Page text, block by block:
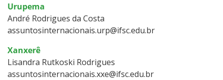
Urupema
André Rodrigues da Costa
assuntosinternacionais.urp@ifsc.edu.br
Xanxerê
Lisandra Rutkoski Rodrigues
assuntosinternacionais.xxe@ifsc.edu.br